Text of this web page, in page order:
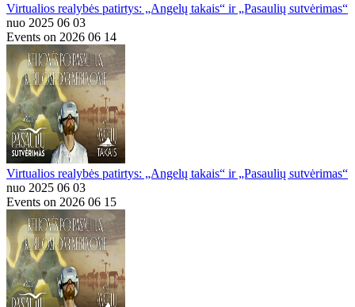
Virtualios realybės patirtys: „Angelų takais“ ir „Pasaulių sutvėrimas“
nuo 2025 06 03
Events on 2026 06 14
Virtualios realybės patirtys: „Angelų takais“ ir „Pasaulių sutvėrimas“
nuo 2025 06 03
Events on 2026 06 15